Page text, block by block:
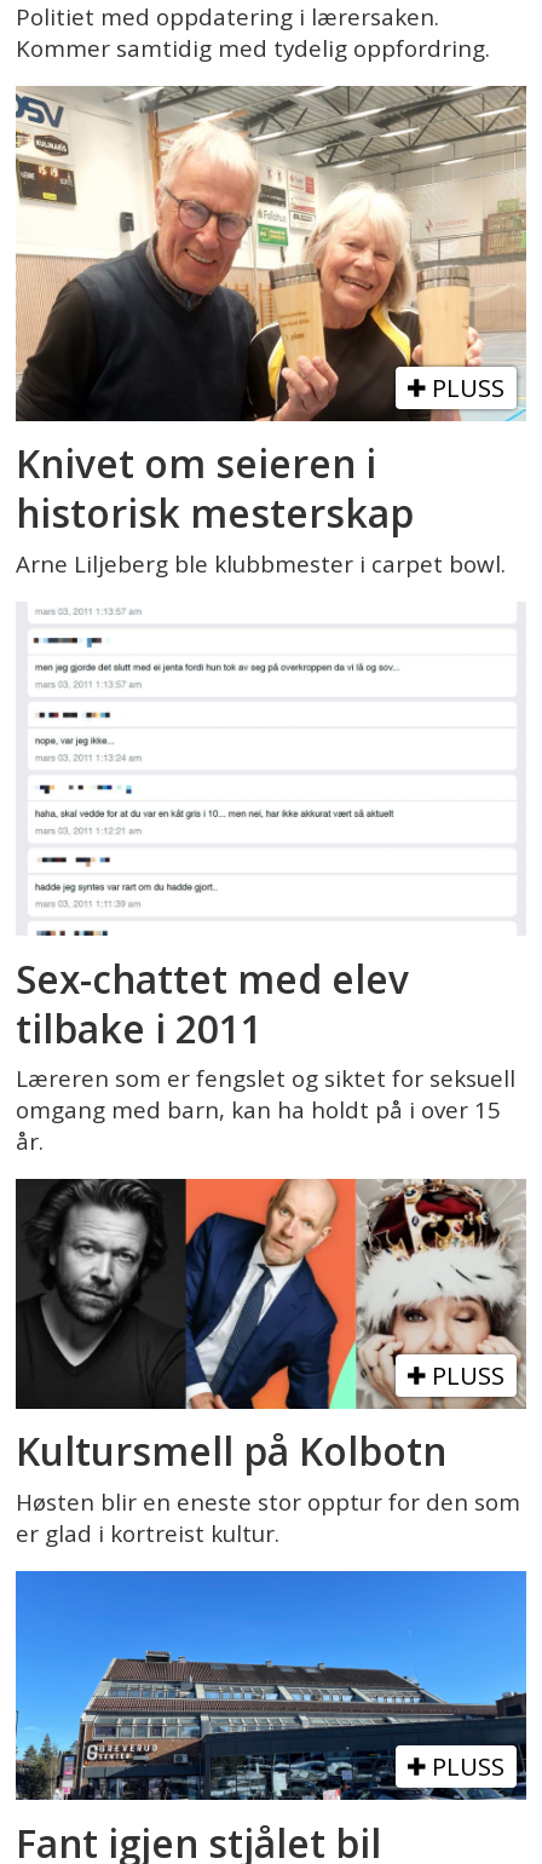
Politiet med oppdatering i lærersaken.
Kommer samtidig med tydelig oppfordring.
PLUSS
Knivet om seieren i
historisk mesterskap
Arne Liljeberg ble klubbmester i carpet bowl.
Sex-chattet med elev
tilbake i 2011
Læreren som er fengslet og siktet for seksuell
omgang med barn, kan ha holdt på i over 15
år.
PLUSS
Kultursmell på Kolbotn
Høsten blir en eneste stor opptur for den som
er glad i kortreist kultur.
PLUSS
Fant igjen stjålet bil